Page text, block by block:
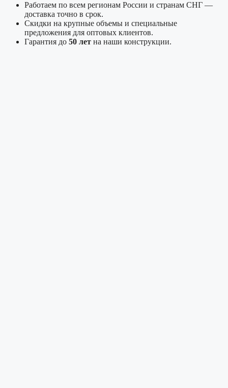
Работаем по всем регионам России и странам СНГ —
доставка точно в срок.
Скидки на крупные объемы и специальные
предложения для оптовых клиентов.
Гарантия до 50 лет на наши конструкции.